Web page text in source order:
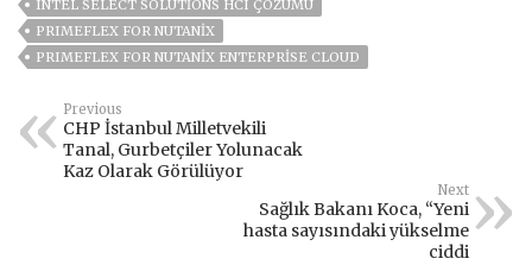
INTEL SELECT SOLUTIONS HCI ÇÖZÜMÜ
PRIMEFLEX FOR NUTANIX
PRIMEFLEX FOR NUTANIX ENTERPRISE CLOUD
Previous
CHP İstanbul Milletvekili
Tanal, Gurbetçiler Yolunacak
Kaz Olarak Görülüyor
Next
Sağlık Bakanı Koca, “Yeni
hasta sayısındaki yükselme
ciddi